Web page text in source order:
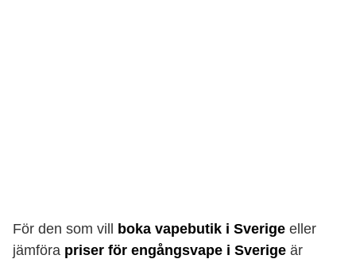
För den som vill boka vapebutik i Sverige eller
jämföra priser för engångsvape i Sverige är